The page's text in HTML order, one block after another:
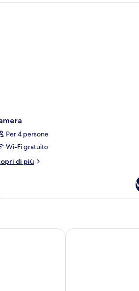
Per 4 persone
Wi-Fi gratuito
di più
Efteling Grand Hotel